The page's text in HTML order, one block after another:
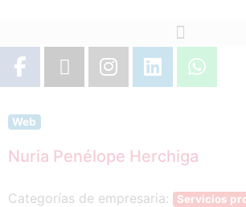
Web
Nuria Penélope Herchiga
Categorías de empresaria: Servicios